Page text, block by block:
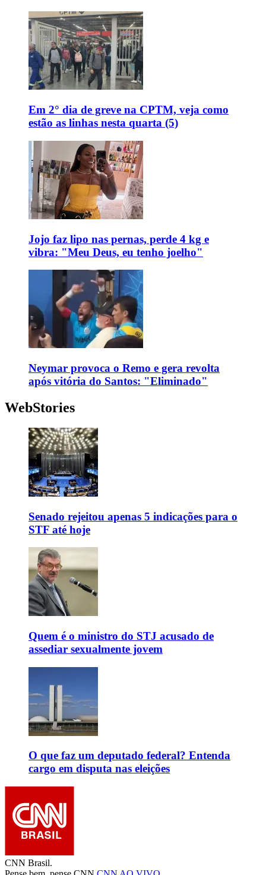
Em 2° dia de greve na CPTM, veja como
estão as linhas nesta quarta (5)
Jojo faz lipo nas pernas, perde 4 kg e
vibra: "Meu Deus, eu tenho joelho"
Neymar provoca o Remo e gera revolta
após vitória do Santos: "Eliminado"
WebStories
Senado rejeitou apenas 5 indicações para o
STF até hoje
Quem é o ministro do STJ acusado de
assediar sexualmente jovem
O que faz um deputado federal? Entenda
cargo em disputa nas eleições
CNN Brasil.